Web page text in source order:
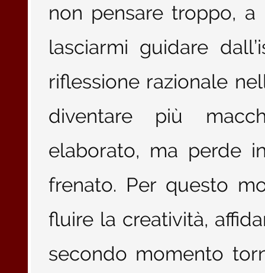
non pensare troppo,
lasciarmi guidare
riflessione razionale
diventare più
elaborato, ma perde
frenato. Per questo
fluire la creatività,
secondo momento